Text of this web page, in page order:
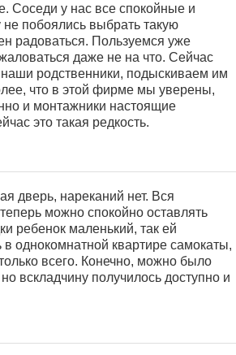
Соседи у нас все спокойные и
побоялись выбрать такую
радоваться. Пользуемся уже
даже не на что. Сейчас
наши родственники, подыскиваем им
что в этой фирме мы уверены,
и монтажники настоящие
это такая редкость.
дверь, нареканий нет. Вся
можно спокойно оставлять
ребенок маленький, так ей
в однокомнатной квартире самокаты,
всего. Конечно, можно было
вскладчину получилось доступно и